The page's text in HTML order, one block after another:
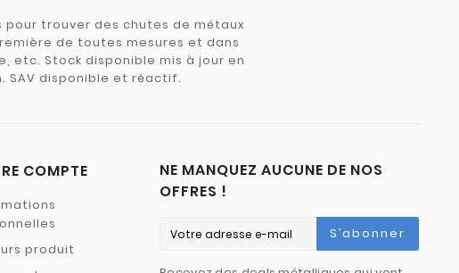
pour trouver des chutes de métaux
de toutes mesures et dans
etc. Stock disponible mis à jour en
SAV disponible et réactif.
COMPTE
produit
NE MANQUEZ AUCUNE DE NOS
OFFRES !
S’abonner